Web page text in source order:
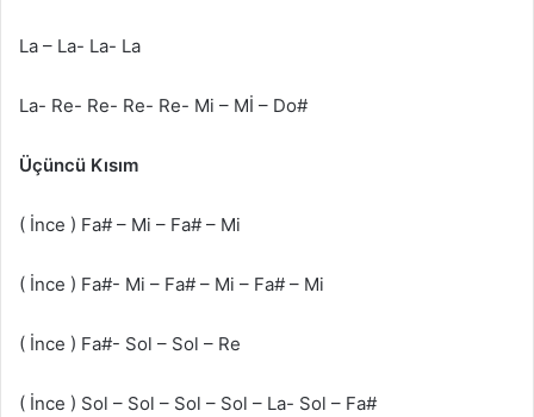
La – La- La- La
La- Re- Re- Re- Re- Mi – Mİ – Do#
Üçüncü Kısım
( İnce ) Fa# – Mi – Fa# – Mi
( İnce ) Fa#- Mi – Fa# – Mi – Fa# – Mi
( İnce ) Fa#- Sol – Sol – Re
( İnce ) Sol – Sol – Sol – Sol – La- Sol – Fa#